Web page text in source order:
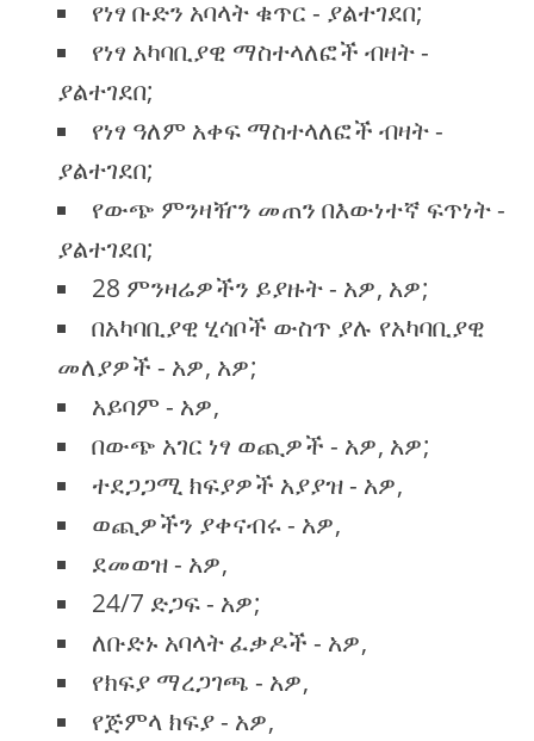
የነፃ ቡድን አባላት ቁጥር - ያልተገደበ;
የነፃ አካባቢያዊ ማስተላለፎች ብዛት -
ያልተገደበ;
የነፃ ዓለም አቀፍ ማስተላለፎች ብዛት -
ያልተገደበ;
የውጭ ምንዛዥን መጠን በእውነተኛ ፍጥነት -
ያልተገደበ;
28 ምንዛሬዎችን ይያዙት - አዎ, አዎ;
በአካባቢያዊ ሂሳቦች ውስጥ ያሉ የአካባቢያዊ
መለያዎች - አዎ, አዎ;
አይባም - አዎ,
በውጭ አገር ነፃ ወጪዎች - አዎ, አዎ;
ተደጋጋሚ ክፍያዎች አያያዝ - አዎ,
ወጪዎችን ያቀናብሩ - አዎ,
ደመወዝ - አዎ,
24/7 ድጋፍ - አዎ;
ለቡድኑ አባላት ፈቃዶች - አዎ,
የክፍያ ማረጋገጫ - አዎ,
የጅምላ ክፍያ - አዎ,